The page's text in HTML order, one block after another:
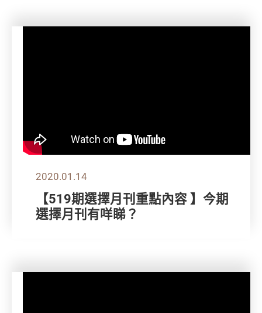
2020.01.14
【519期選擇月刊重點內容 】今期
選擇月刊有咩睇？